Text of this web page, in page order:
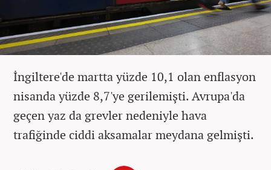
İngiltere'de martta yüzde 10,1 olan enflasyon
nisanda yüzde 8,7'ye gerilemişti. Avrupa'da
geçen yaz da grevler nedeniyle hava
trafiğinde ciddi aksamalar meydana gelmişti.